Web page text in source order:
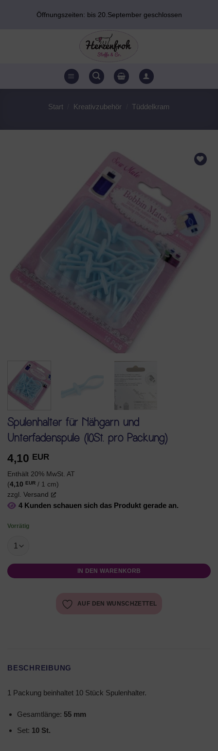
Öffnungszeiten: bis 20.September geschlossen
Start Kreativzubehör Tüddelkram
WUNSCHZETTEL
Spulenhalter für Nähgarn und
Unterfadenspule (10St. pro Packung)
4,10 EUR
Enthält 20% MwSt. AT
(4,10 EUR / 1 cm)
zzgl. Versand
4 Kunden schauen sich das Produkt gerade an.
Vorrätig
IN DEN WARENKORB
AUF DEN WUNSCHZETTEL
BESCHREIBUNG
1 Packung beinhaltet 10 Stück Spulenhalter.
Gesamtlänge: 55 mm
Set: 10 St.